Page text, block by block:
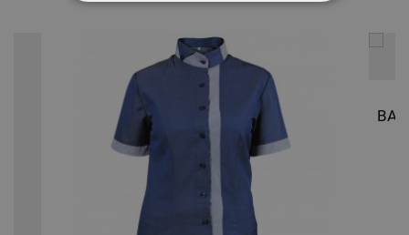
ΑΠΟΛΎΤΩΣ ΑΠΑΡΑΊΤΗΤΑ
ΑΠΌΔΟΣΗΣ
ΛΕΙΤΟΥΡΓΙΚΌΤΗΤΑΣ
ΜΗ ΤΑΞΙΝΟΜΗΜΈΝΑ